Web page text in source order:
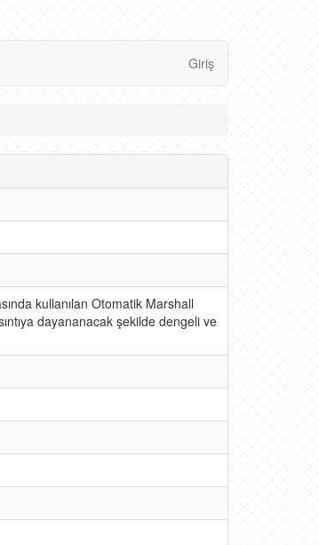
Giriş
kullanılan Otomatik Marshall
dayananacak şekilde dengeli ve